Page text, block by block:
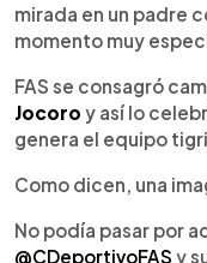
mirada en un padre
momento muy
FAS se consagró
Jocoro y así lo
genera el equipo
Como dicen, una
No podía pasar por
@CDeportivoFAS y